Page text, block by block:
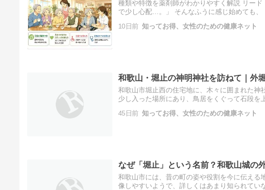
種類や特徴を薬剤師がわかりやすく解説 リー
で少し心配…。」 そんなふうに感じ始めても、
10日前 知ってお得、女性のための健康ネット
和歌山・堀止の神明神社を訪ねて｜外
和歌山市堀止西の住宅地に、木々に囲まれた神
少し入った場所にあり、鳥居をくぐって石段を
45日前 知ってお得、女性のための健康ネット
なぜ「堀止」という名前？和歌山城の
和歌山市には、昔の町の姿や役割を今に伝え
像しやすいようで、詳しくはあまり知られてい